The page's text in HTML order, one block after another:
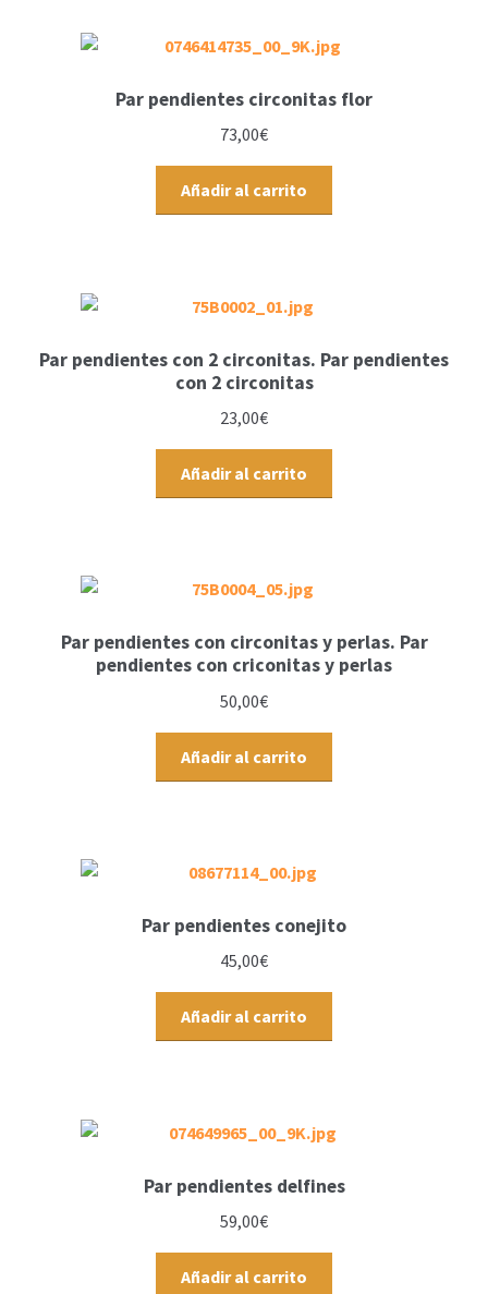
Par pendientes circonitas flor
73,00€
Añadir al carrito
Par pendientes con 2 circonitas. Par pendientes
con 2 circonitas
23,00€
Añadir al carrito
Par pendientes con circonitas y perlas. Par
pendientes con criconitas y perlas
50,00€
Añadir al carrito
Par pendientes conejito
45,00€
Añadir al carrito
Par pendientes delfines
59,00€
Añadir al carrito